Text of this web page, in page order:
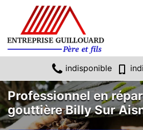
indisponible
Professionnel en
gouttière Billy Sur